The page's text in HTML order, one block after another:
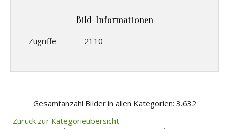
Bild-Informationen
Zugriffe 2110
Gesamtanzahl Bilder in allen Kategorien: 3.632
Zurück zur Kategorieübersicht